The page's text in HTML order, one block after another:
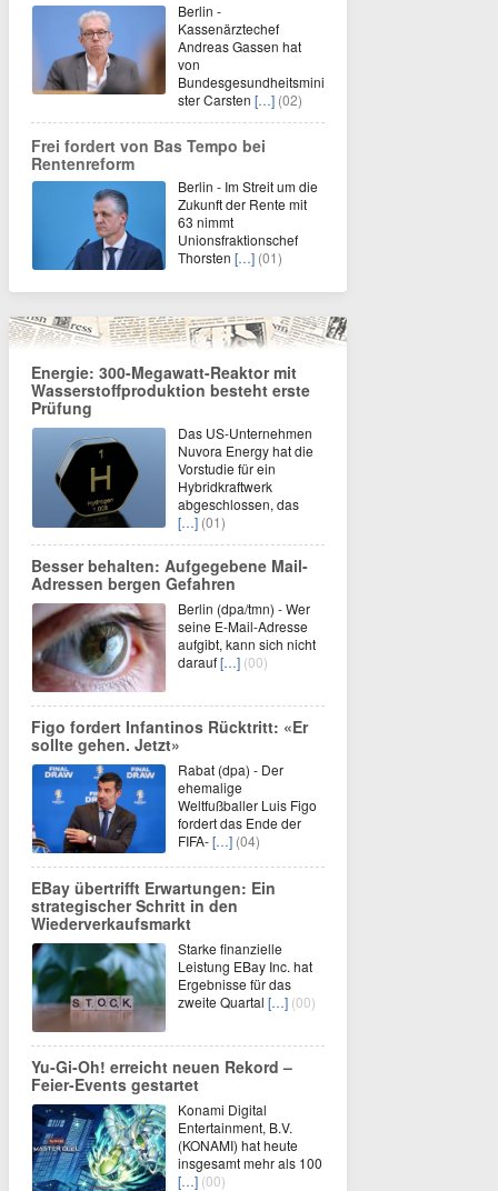
Berlin -
Kassenärztechef
Andreas Gassen hat
von
Bundesgesundheitsmini
ster Carsten […] (02)
Frei fordert von Bas Tempo bei
Rentenreform
Berlin - Im Streit um die
Zukunft der Rente mit
63 nimmt
Unionsfraktionschef
Thorsten […] (01)
Energie: 300-Megawatt-Reaktor mit
Wasserstoffproduktion besteht erste
Prüfung
Das US-Unternehmen
Nuvora Energy hat die
Vorstudie für ein
Hybridkraftwerk
abgeschlossen, das
[…] (01)
Besser behalten: Aufgegebene Mail-
Adressen bergen Gefahren
Berlin (dpa/tmn) - Wer
seine E-Mail-Adresse
aufgibt, kann sich nicht
darauf[…] (00)
Figo fordert Infantinos Rücktritt: «Er
sollte gehen. Jetzt»
Rabat (dpa) - Der
ehemalige
Weltfußballer Luis Figo
fordert das Ende der
FIFA-[…] (04)
EBay übertrifft Erwartungen: Ein
strategischer Schritt in den
Wiederverkaufsmarkt
Starke finanzielle
Leistung EBay Inc. hat
Ergebnisse für das
zweite Quartal […] (00)
Yu‑Gi‑Oh! erreicht neuen Rekord –
Feier‑Events gestartet
Konami Digital
Entertainment, B.V.
(KONAMI) hat heute
insgesamt mehr als 100
[…] (00)